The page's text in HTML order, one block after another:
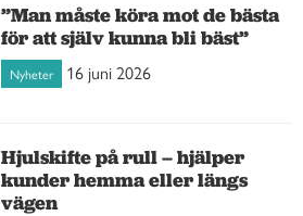
”Man måste köra mot de bästa
för att själv kunna bli bäst”
Nyheter 16 juni 2026
Hjulskifte på rull – hjälper
kunder hemma eller längs
vägen